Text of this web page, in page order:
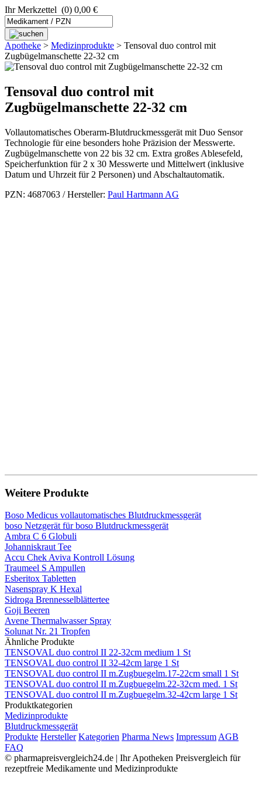
Ihr Merkzettel (0) 0,00 €
Apotheke > Medizinprodukte > Tensoval duo control mit
Zugbügelmanschette 22-32 cm
Tensoval duo control mit
Zugbügelmanschette 22-32 cm
Vollautomatisches Oberarm-Blutdruckmessgerät mit Duo Sensor
Technologie für eine besonders hohe Präzision der Messwerte.
Zugbügelmanschette von 22 bis 32 cm. Extra großes Ablesefeld,
Speicherfunktion für 2 x 30 Messwerte und Mittelwert (inklusive
Datum und Uhrzeit für 2 Personen) und Abschaltautomatik.
PZN: 4687063 / Hersteller: Paul Hartmann AG
Weitere Produkte
Boso Medicus vollautomatisches Blutdruckmessgerät
boso Netzgerät für boso Blutdruckmessgerät
Ambra C 6 Globuli
Johanniskraut Tee
Accu Chek Aviva Kontroll Lösung
Traumeel S Ampullen
Esberitox Tabletten
Nasenspray K Hexal
Sidroga Brennesselblättertee
Goji Beeren
Avene Thermalwasser Spray
Solunat Nr. 21 Tropfen
Ähnliche Produkte
TENSOVAL duo control II 22-32cm medium 1 St
TENSOVAL duo control II 32-42cm large 1 St
TENSOVAL duo control II m.Zugbuegelm.17-22cm small 1 St
TENSOVAL duo control II m.Zugbuegelm.22-32cm med. 1 St
TENSOVAL duo control II m.Zugbuegelm.32-42cm large 1 St
Produktkategorien
Medizinprodukte
Blutdruckmessgerät
Produkte Hersteller Kategorien Pharma News Impressum AGB
FAQ
© pharmapreisvergleich24.de | Ihr Apotheken Preisvergleich für
rezeptfreie Medikamente und Medizinprodukte